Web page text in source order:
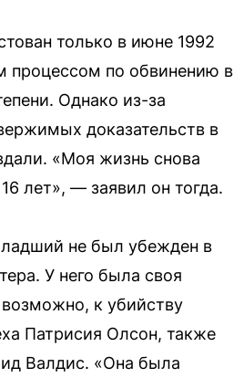
только в июне 1992
процессом по обвинению в
Однако из-за
доказательств в
«Моя жизнь снова
лет», — заявил он тогда.
не был убежден в
У него была своя
к убийству
Патрисия Олсон, также
Валдис. «Она была